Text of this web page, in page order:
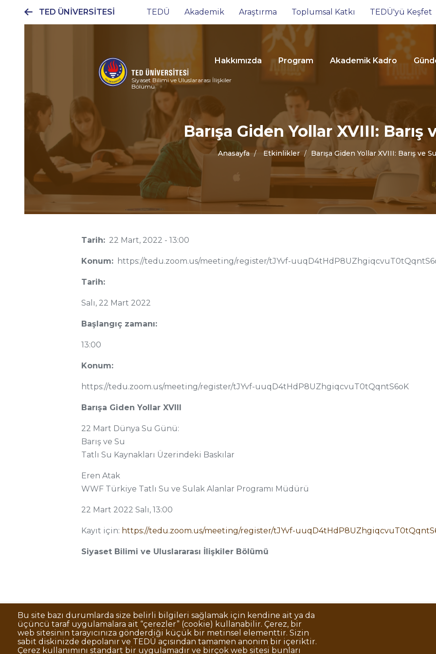
TED ÜNİVERSİTESİ
Ana
menüsü
TEDÜ Akademik Araştırma Toplumsal Katkı TEDÜ'yü Keşfet
Siyaset Bilimi ve Uluslararası İlişkiler
Bölümü
Hakkımızda Program Akademik Kadro
Barışa Giden Yollar XVIII: Barış
Anasayfa Etkinlikler Barışa Giden Yollar XVIII: Barış ve Su
Tarih: 22 Mart, 2022 - 13:00
Konum: https://tedu.zoom.us/meeting/register/tJYvf-
Tarih:
Salı, 22 Mart 2022
Başlangıç zamanı:
13:00
Konum:
https://tedu.zoom.us/meeting/register/tJYvf-uuqD4tHdP8UZhgiqcvuT0tQqntS6oK
Barışa Giden Yollar XVIII
22 Mart Dünya Su Günü:
Barış ve Su
Tatlı Su Kaynakları Üzerindeki Baskılar
Eren Atak
WWF Türkiye Tatlı Su ve Sulak Alanlar Programı Müdürü
22 Mart 2022 Salı, 13:00
Kayıt için: https://tedu.zoom.us/meeting/register/tJYvf-
Siyaset Bilimi ve Uluslararası İlişkiler Bölümü
Bu site bazı durumlarda size belirli bilgileri sağlamak için kendine ait ya da
üçüncü taraf uygulamalara ait “çerezler” (cookie) kullanabilir. Çerez, bir
web sitesinin tarayıcınıza gönderdiği küçük bir metinsel elementtir. Sizin
sabit diskinizde depolanır ve TEDÜ açısından tamamen anonim bir içeriktir.
Çerez kullanımını standart bir uygulamadır ve birçok web sitesi bunları
Dipnot
Sıkça Sorulan Sorular Kişisel Verilerin Korunması Gizlilik Politikası
Kurumsal Kimlik